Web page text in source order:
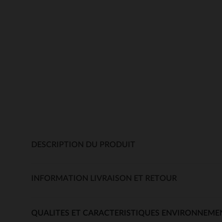
DESCRIPTION DU PRODUIT
INFORMATION LIVRAISON ET RETOUR
QUALITES ET CARACTERISTIQUES